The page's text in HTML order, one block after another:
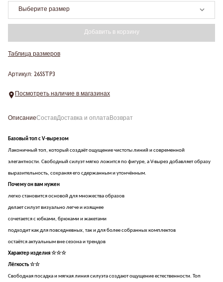
Выберите размер
Добавить в корзину
Таблица размеров
Артикул: 26SSTP3
Посмотреть наличие в магазинах
ОписаниеСоставДоставка и оплатаВозврат
Базовый топ с V-вырезом
Лаконичный топ, который создаёт ощущение чистоты линий и современной
элегантности. Свободный силуэт мягко ложится по фигуре, а V-вырез добавляет образу
выразительность, сохраняя его сдержанным и утончённым.
Почему он вам нужен
легко становится основой для множества образов
делает силуэт визуально легче и изящнее
сочетается с юбками, брюками и жакетами
подходит как для повседневных, так и для более собранных комплектов
остаётся актуальным вне сезона и трендов
Характер изделия ☆☆☆
Лёгкость ☆☆
Свободная посадка и мягкая линия силуэта создают ощущение естественности. Топ